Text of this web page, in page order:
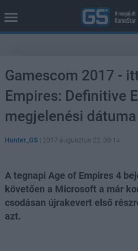
Gamescom 2017 -
Empires: Definitive
megjelenési dátuma
Hunter_GS | 2017 augusztus 22. 09:14
A tegnapi Age of Empires 4
követően a Microsoft a már
csodásan újrakevert első
azt.